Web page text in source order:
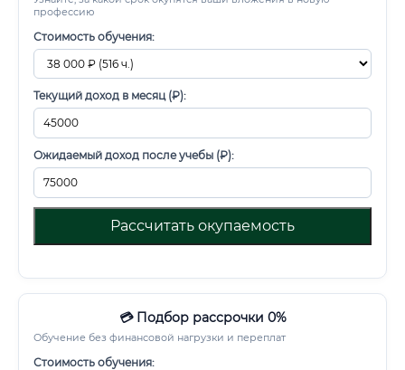
профессию
Стоимость обучения:
Текущий доход в месяц (₽):
Ожидаемый доход после учебы (₽):
Рассчитать окупаемость
💳 Подбор рассрочки 0%
Обучение без финансовой нагрузки и переплат
Стоимость обучения: